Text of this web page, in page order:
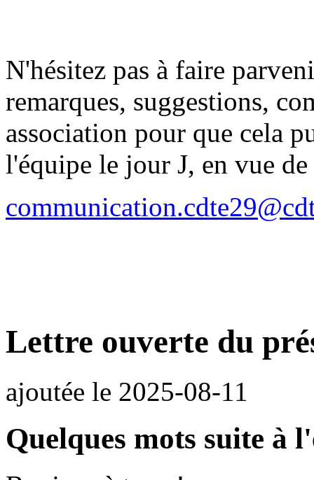
N'hésitez pas à faire
remarques, suggestions,
association pour que cela
l'équipe le jour J, en vue
Lettre ouverte du
ajoutée le 2025-08-11
Quelques mots suite à